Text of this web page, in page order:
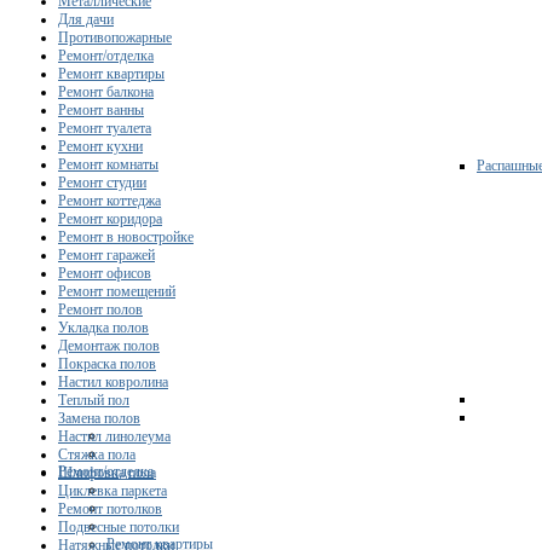
Ремонт/отделка
Ремонт квартиры
Для дачи
Противопожарные
Ремонт/отделка
Ремонт квартиры
Ремонт балкона
Ремонт ванны
Ремонт туалета
Ремонт кухни
Ремонт комнаты
Ремонт студии
Ремонт коттеджа
Ремонт коридора
Ремонт в новостройке
Ремонт гаражей
Ремонт офисов
Ремонт помещений
Ремонт полов
Укладка полов
Демонтаж полов
Покраска полов
Настил ковролина
Теплый пол
Замена полов
Настил линолеума
Стяжка пола
Шлифовка пола
Циклевка паркета
Ремонт потолков
Подвесные потолки
Натяжные потолки